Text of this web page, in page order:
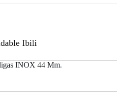
Ibili
INOX 44 Mm.